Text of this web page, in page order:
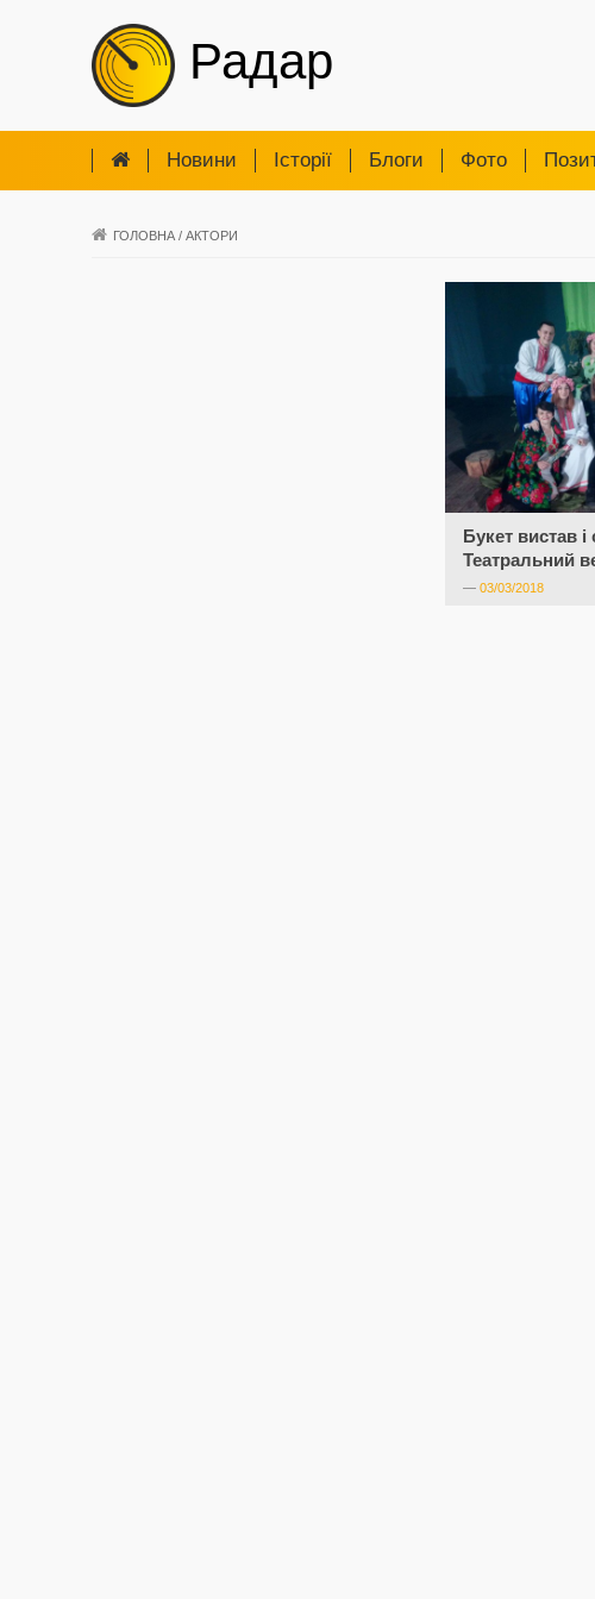
Радар
Новини Iсторії Блоги Фото
ГОЛОВНА / АКТОРИ
Букет вистав
Театральний
— 03/03/2018